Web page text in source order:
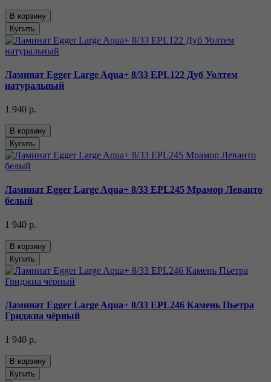
В корзину
Купить
Ламинат Egger Large Aqua+ 8/33 EPL122 Дуб Уолтем
натуральный
1 940 р.
В корзину
Купить
Ламинат Egger Large Aqua+ 8/33 EPL245 Мрамор Леванто
белый
1 940 р.
В корзину
Купить
Ламинат Egger Large Aqua+ 8/33 EPL246 Камень Пьетра
Гриджиа чёрный
1 940 р.
В корзину
Купить